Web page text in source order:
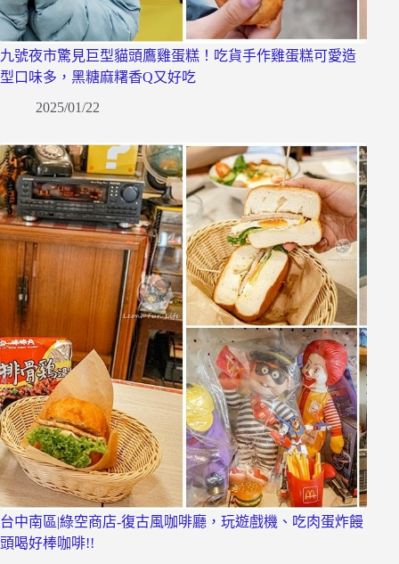
九號夜市驚見巨型貓頭鷹雞蛋糕！吃貨手作雞蛋糕可愛造
型口味多，黑糖麻糬香Q又好吃
2025/01/22
台中南區|綠空商店-復古風咖啡廳，玩遊戲機、吃肉蛋炸饅
頭喝好棒咖啡!!